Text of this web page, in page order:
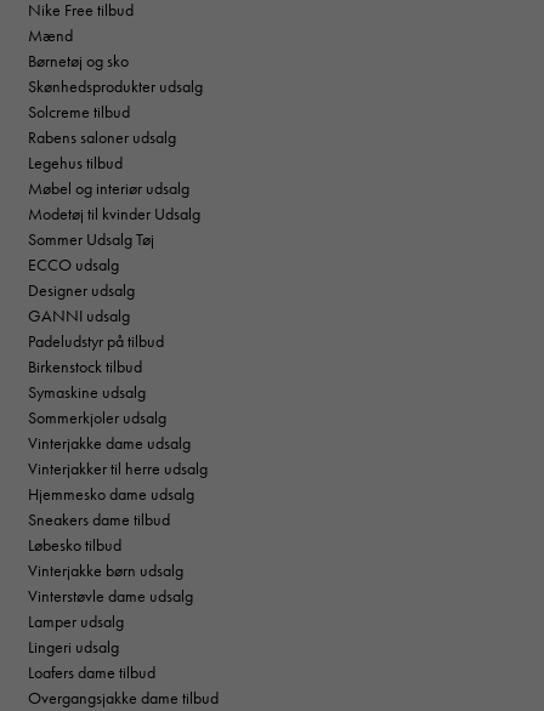
Nike Free tilbud
Mænd
Børnetøj og sko
Skønhedsprodukter udsalg
Solcreme tilbud
Rabens saloner udsalg
Legehus tilbud
Møbel og interiør udsalg
Modetøj til kvinder Udsalg
Sommer Udsalg Tøj
ECCO udsalg
Designer udsalg
GANNI udsalg
Padeludstyr på tilbud
Birkenstock tilbud
Symaskine udsalg
Sommerkjoler udsalg
Vinterjakke dame udsalg
Vinterjakker til herre udsalg
Hjemmesko dame udsalg
Sneakers dame tilbud
Løbesko tilbud
Vinterjakke børn udsalg
Vinterstøvle dame udsalg
Lamper udsalg
Lingeri udsalg
Loafers dame tilbud
Overgangsjakke dame tilbud